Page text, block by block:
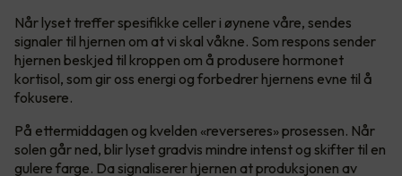
Når lyset treffer spesifikke celler i øynene våre, sendes
signaler til hjernen om at vi skal våkne. Som respons sender
hjernen beskjed til kroppen om å produsere hormonet
kortisol, som gir oss energi og forbedrer hjernens evne til å
fokusere.
På ettermiddagen og kvelden «reverseres» prosessen. Når
solen går ned, blir lyset gradvis mindre intenst og skifter til en
gulere farge. Da signaliserer hjernen at produksjonen av